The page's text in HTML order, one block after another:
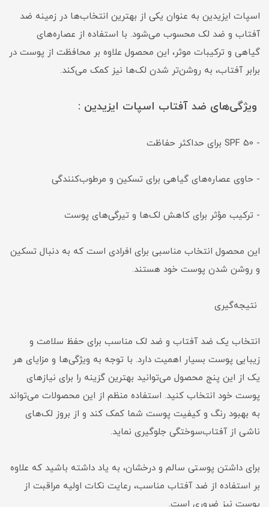
اسپات ایزیدین به عنوان یکی از بهترین انتخاب‌ها در زمینه ضد
آفتاب و ضد لک محسوب می‌شود. با استفاده از عصاره‌های
گیاهی و ترکیبات موثر، این محصول علاوه بر محافظت از پوست در
برابر آفتاب، به روشن‌تر شدن لک‌ها نیز کمک می‌کند.
ویژگی‌های ضد آفتاب اسپات ایزیدین :
- SPF 50 برای حداکثر حفاظت
- حاوی عصاره‌های گیاهی برای تسکین و مرطوب‌کنندگی
- ترکیب مؤثر برای کاهش لک‌ها و تیرگی‌های پوست
این محصول انتخاب مناسبی برای افرادی است که به دنبال تسکین
و روشن شدن پوست خود هستند.
نتیجه‌گیری
انتخاب یک ضد آفتاب و ضد لک مناسب برای حفظ سلامت و
زیبایی پوست بسیار اهمیت دارد. با توجه به ویژگی‌ها و مزایای هر
یک از این پنج محصول می‌توانید بهترین گزینه را برای نیازهای
پوست خود انتخاب کنید. استفاده منظم از این محصولات می‌تواند
به بهبود رنگ و کیفیت پوست شما کمک کند و از بروز لک‌های
ناشی از آفتاب‌سوختگی جلوگیری نماید.
برای داشتن پوستی سالم و درخشان، به یاد داشته باشید که علاوه
بر استفاده از ضد آفتاب مناسب، رعایت نکات اولیه مراقبت از